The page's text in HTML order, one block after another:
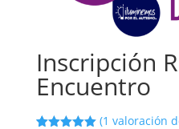
Inscripción
Encuentro
(1 valoración